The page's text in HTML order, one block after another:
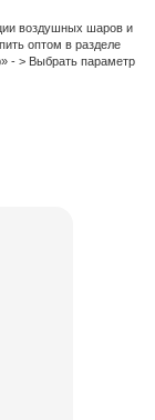
воздушных шаров и
оптом в разделе
- > Выбрать параметр